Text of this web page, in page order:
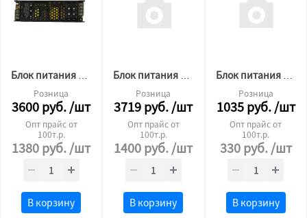
Розница
3600руб./шт
Опт прайс от
100т.р.
1380руб./шт
В корзину
Розница
3719руб./шт
Опт прайс от
100т.р.
1400руб./шт
В корзину
Розница
1035руб./шт
Опт прайс от
100т.р.
330руб./шт
В корзину